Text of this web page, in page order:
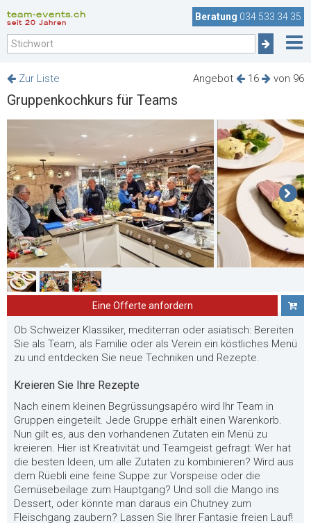
team-events.ch
seit 20 Jahren
Beratung 034 533 34 35
Angebot 16 von 96
Zur Liste
Gruppenkochkurs für Teams
Eine Offerte anfordern
Ob Schweizer Klassiker, mediterran oder asiatisch: Bereiten
Sie als Team, als Familie oder als Verein ein köstliches Menü
zu und entdecken Sie neue Techniken und Rezepte.
Kreieren Sie Ihre Rezepte
Nach einem kleinen Begrüssungsapéro wird Ihr Team in
Gruppen eingeteilt. Jede Gruppe erhält einen Warenkorb.
Nun gilt es, aus den vorhandenen Zutaten ein Menü zu
kreieren. Hier ist Kreativität und Teamgeist gefragt: Wer hat
die besten Ideen, um alle Zutaten zu kombinieren? Wird aus
dem Rüebli eine feine Suppe zur Vorspeise oder die
Gemüsebeilage zum Hauptgang? Und soll die Mango ins
Dessert, oder könnte man daraus ein Chutney zum
Fleischgang zaubern? Lassen Sie Ihrer Fantasie freien Lauf!